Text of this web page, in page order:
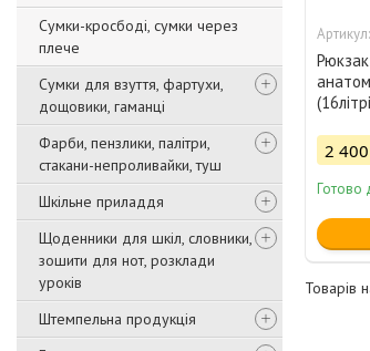
Сумки-кросбоді, сумки через
плече
Сумки для взуття, фартухи,
дощовики, гаманці
Фарби, пензлики, палітри,
стакани-непроливайки, туш
Шкільне приладдя
Щоденники для шкіл, словники,
зошити для нот, розклади
уроків
Штемпельна продукція
2
Готово